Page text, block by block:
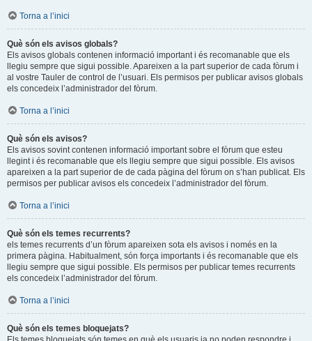
Torna a l’inici
Què són els avisos globals?
Els avisos globals contenen informació important i és recomanable que els
llegiu sempre que sigui possible. Apareixen a la part superior de cada fòrum i
al vostre Tauler de control de l’usuari. Els permisos per publicar avisos globals
els concedeix l’administrador del fòrum.
Torna a l’inici
Què són els avisos?
Els avisos sovint contenen informació important sobre el fòrum que esteu
llegint i és recomanable que els llegiu sempre que sigui possible. Els avisos
apareixen a la part superior de de cada pàgina del fòrum on s’han publicat. Els
permisos per publicar avisos els concedeix l’administrador del fòrum.
Torna a l’inici
Què són els temes recurrents?
els temes recurrents d’un fòrum apareixen sota els avisos i només en la
primera pàgina. Habitualment, són força importants i és recomanable que els
llegiu sempre que sigui possible. Els permisos per publicar temes recurrents
els concedeix l’administrador del fòrum.
Torna a l’inici
Què són els temes bloquejats?